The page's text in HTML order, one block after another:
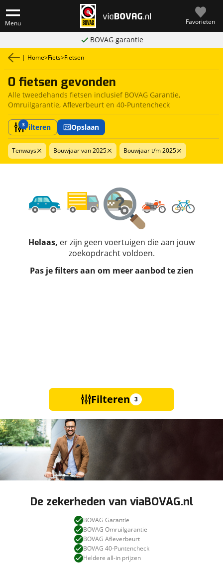
Menu Favorieten
BOVAG garantie
| Home>Fiets>Fietsen
0 fietsen gevonden
Alle tweedehands fietsen inclusief BOVAG Garantie,
Omruilgarantie, Afleverbeurt en 40-Puntencheck
3Filteren Opslaan
Tenways Bouwjaar van 2025 Bouwjaar t/m 2025
Helaas, er zijn geen voertuigen die aan jouw
zoekopdracht voldoen.
Pas je filters aan om meer aanbod te zien
Filteren 3
De zekerheden van viaBOVAG.nl
BOVAG Garantie
BOVAG Omruilgarantie
BOVAG Afleverbeurt
BOVAG 40-Puntencheck
Heldere all-in prijzen